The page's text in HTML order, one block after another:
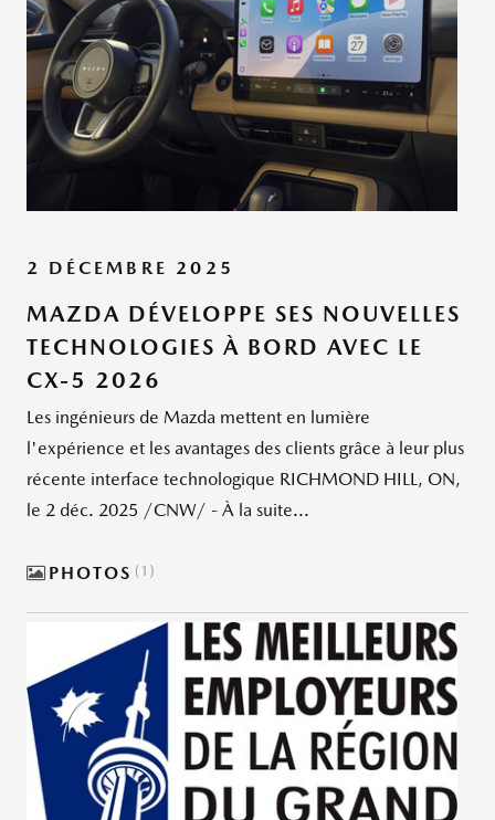
2 DÉCEMBRE 2025
MAZDA DÉVELOPPE SES NOUVELLES
TECHNOLOGIES À BORD AVEC LE
CX-5 2026
Les ingénieurs de Mazda mettent en lumière
l'expérience et les avantages des clients grâce à leur plus
récente interface technologique RICHMOND HILL, ON,
le 2 déc. 2025 /CNW/ - À la suite...
PHOTOS 1